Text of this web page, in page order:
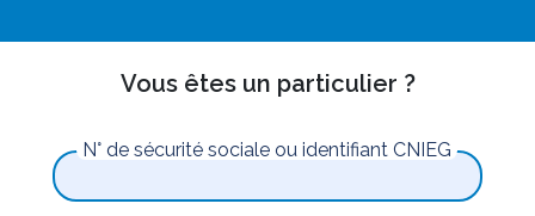
Vous êtes un particulier ?
N° de sécurité sociale ou identifiant CNIEG